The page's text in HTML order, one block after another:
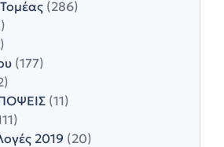
(286)
(177)
(11)
2019 (20)